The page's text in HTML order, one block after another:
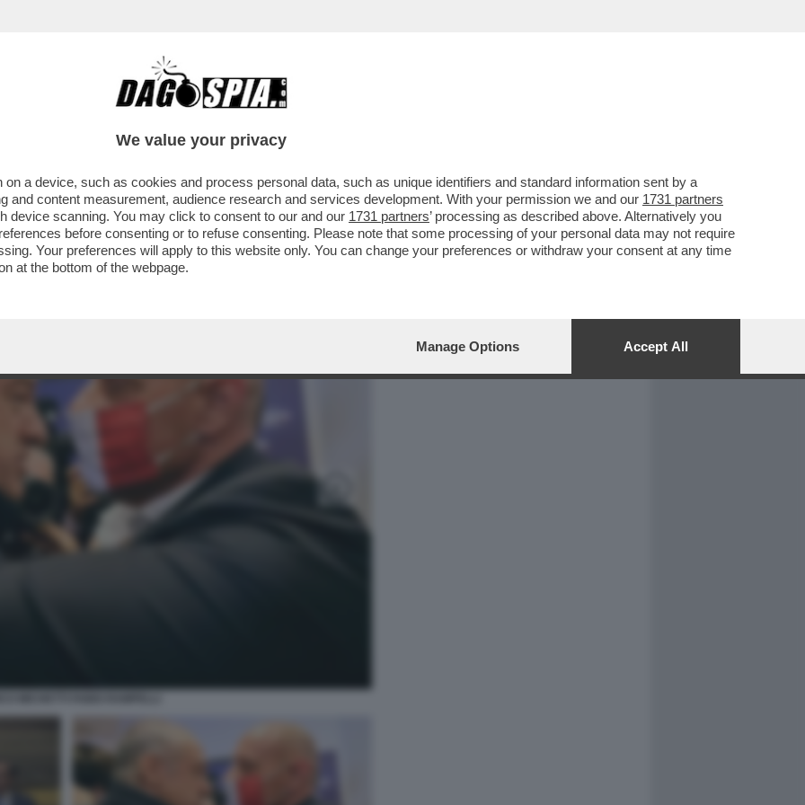
CAFONAL CRONACHE
INTERNO DI FRATELLI
MELONISMO ...
We value your privacy
a device, such as cookies and process personal data, such as unique identifiers and standard information sent by a
and content measurement, audience research and services development. With your permission we and our 1731 partners
device scanning. You may click to consent to our and our 1731 partners’ processing as described above. Alternatively you
before consenting or to refuse consenting. Please note that some processing of your personal data may not require
Your preferences will apply to this website only. You can change your preferences or withdraw your consent at any time
at the bottom of the webpage.
Manage Options Accept All